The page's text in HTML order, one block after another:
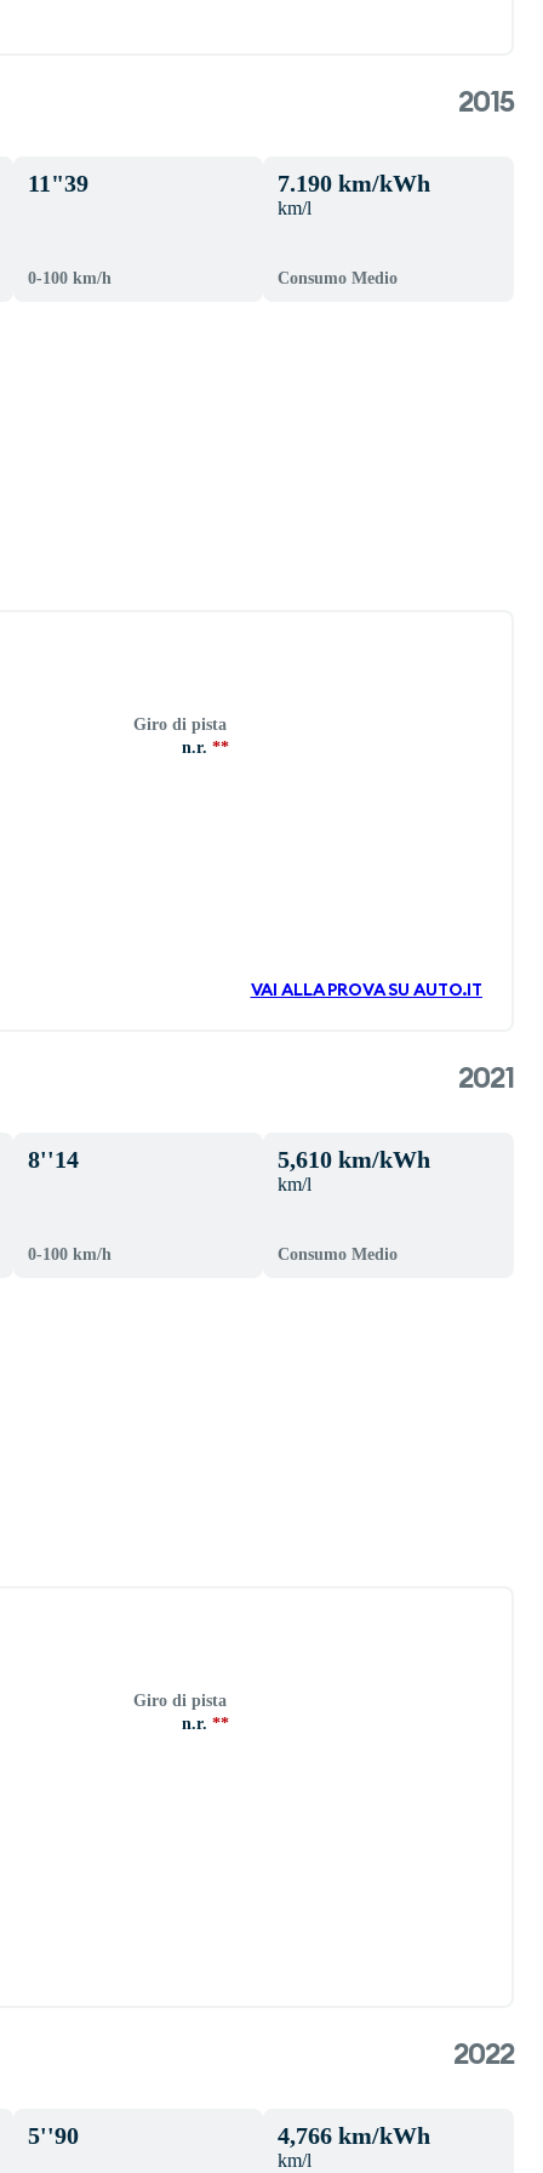
2015
0-100 km/h
11"39
Consumo Medio
7.190 km/kWh
km/l
Giro di pista
n.r. **
VAI ALLA PROVA SU AUTO.IT
2021
0-100 km/h
8''14
Consumo Medio
5,610 km/kWh
km/l
Giro di pista
n.r. **
2022
5''90 4,766 km/kWh
km/l